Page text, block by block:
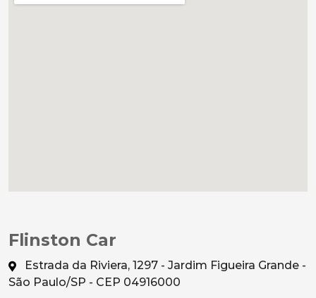
Flinston Car
Estrada da Riviera, 1297 - Jardim Figueira Grande -
São Paulo/SP - CEP 04916000